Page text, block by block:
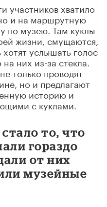
участников хватило
и на маршрутную
по музею. Там куклы
жизни, смущаются,
услышать голос
них из-за стекла.
только проводят
но и предлагают
историю и
с куклами.
то, что
гораздо
от них
музейные